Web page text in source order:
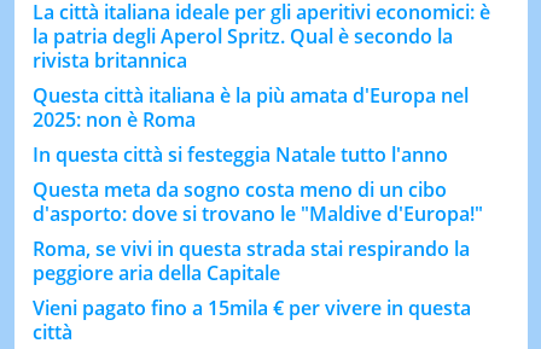
La città italiana ideale per gli aperitivi economici: è
la patria degli Aperol Spritz. Qual è secondo la
rivista britannica
Questa città italiana è la più amata d'Europa nel
2025: non è Roma
In questa città si festeggia Natale tutto l'anno
Questa meta da sogno costa meno di un cibo
d'asporto: dove si trovano le "Maldive d'Europa!"
Roma, se vivi in questa strada stai respirando la
peggiore aria della Capitale
Vieni pagato fino a 15mila € per vivere in questa
città